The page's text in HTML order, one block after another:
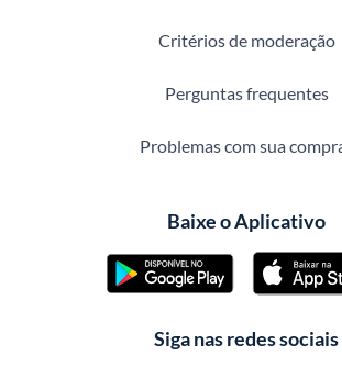
Critérios de moderação
Perguntas frequentes
Problemas com sua
Baixe o Aplicativo
Siga nas redes sociais